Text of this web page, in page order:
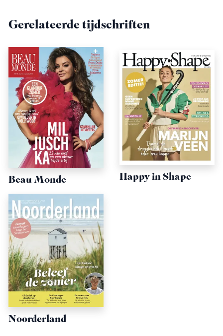
Gerelateerde tijdschriften
Beau Monde Happy in Shape
Noorderland